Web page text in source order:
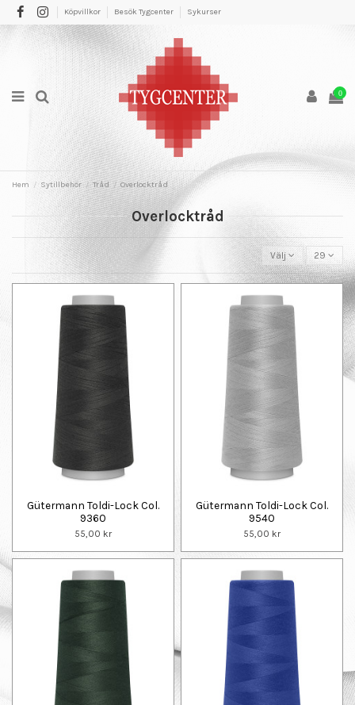
Köpvillkor Besök Tygcenter Sykurser
0
Hem Sytillbehör Tråd Overlocktråd
Overlocktråd
Välj 29
Gütermann Toldi-Lock Col.
9360
55,00 kr
Gütermann Toldi-Lock Col.
9540
55,00 kr